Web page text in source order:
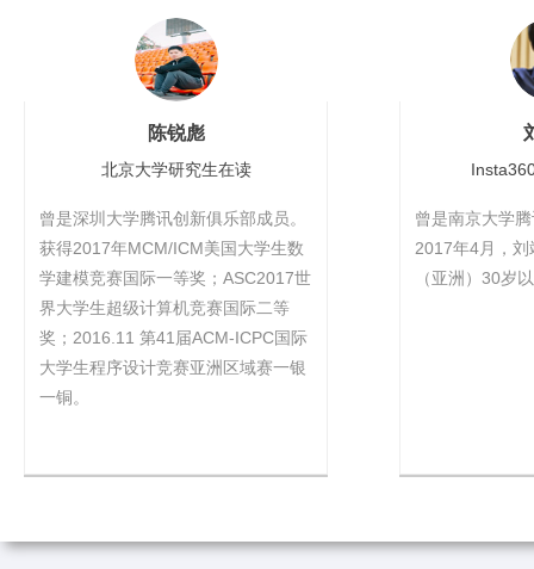
陈锐彪
北京大学研究生在读
曾是深圳大学腾讯创新俱乐部成员。
获得2017年MCM/ICM美国大学生数
学建模竞赛国际一等奖；ASC2017世
界大学生超级计算机竞赛国际二等
奖；2016.11 第41届ACM-ICPC国际
大学生程序设计竞赛亚洲区域赛一银
一铜。
曾是南京大学
2017年4月，刘
（亚洲）30岁